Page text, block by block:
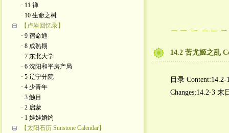
· 11 禅
· 10 生命之树
【卢岩回忆录】
· 9 宿命通
· 8 成熟期
· 7 东北大学
· 6 沈阳和平房产局
· 5 辽宁分院
· 4 少青年
· 3 触目
· 2 启蒙
· 1 娃娃婚约
【太阳石历 Sunstone Calendar】
14.2 苦尤姬之乱
目录
Changes;14.2-3 末